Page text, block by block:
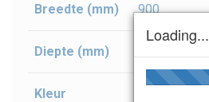
Breedte (mm) 900
Diepte (mm)
Kleur
Loading...